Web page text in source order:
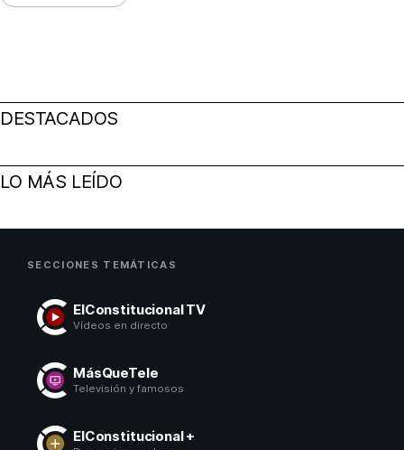
DESTACADOS
LO MÁS LEÍDO
SECCIONES TEMÁTICAS
ElConstitucional TV
Vídeos en directo
MásQueTele
Televisión y famosos
ElConstitucional +